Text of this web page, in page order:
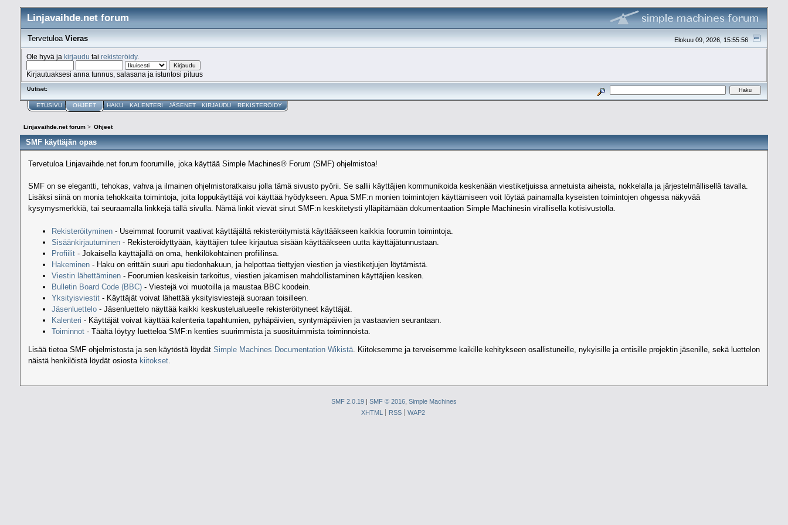
Linjavaihde.net forum
Elokuu 09, 2026, 15:55:56
TervetuloaVieras
Ole hyvä ja kirjaudu tai rekisteröidy.
Kirjautuaksesi anna tunnus, salasana ja istuntosi pituus
Uutiset:
ETUSIVU OHJEET HAKU KALENTERI JÄSENET KIRJAUDU REKISTERÖIDY
Linjavaihde.net forum > Ohjeet
SMF käyttäjän opas
Tervetuloa Linjavaihde.net forum foorumille, joka käyttää Simple Machines® Forum (SMF) ohjelmistoa!
SMF on se elegantti, tehokas, vahva ja ilmainen ohjelmistoratkaisu jolla tämä sivusto pyörii. Se sallii käyttäjien kommunikoida keskenään viestiketjuissa annetuista aiheista, nokkelalla ja järjestelmällisellä tavalla.
Lisäksi siinä on monia tehokkaita toimintoja, joita loppukäyttäjä voi käyttää hyödykseen. Apua SMF:n monien toimintojen käyttämiseen voit löytää painamalla kyseisten toimintojen ohgessa näkyvää
kysymysmerkkiä, tai seuraamalla linkkejä tällä sivulla. Nämä linkit vievät sinut SMF:n keskitetysti ylläpitämään dokumentaation Simple Machinesin virallisella kotisivustolla.
Rekisteröityminen- Useimmat foorumit vaativat käyttäjältä rekisteröitymistä käyttääkseen kaikkia foorumin toimintoja.
Sisäänkirjautuminen- Rekisteröidyttyään, käyttäjien tulee kirjautua sisään käyttääkseen uutta käyttäjätunnustaan.
Profiilit- Jokaisella käyttäjällä on oma, henkilökohtainen profiilinsa.
Hakeminen- Haku on erittäin suuri apu tiedonhakuun, ja helpottaa tiettyjen viestien ja viestiketjujen löytämistä.
Viestin lähettäminen- Foorumien keskeisin tarkoitus, viestien jakamisen mahdollistaminen käyttäjien kesken.
Bulletin Board Code (BBC) - Viestejä voi muotoilla ja maustaa BBC koodein.
Yksityisviestit- Käyttäjät voivat lähettää yksityisviestejä suoraan toisilleen.
Jäsenluettelo- Jäsenluettelo näyttää kaikki keskustelualueelle rekisteröityneet käyttäjät.
Kalenteri - Käyttäjät voivat käyttää kalenteria tapahtumien, pyhäpäivien, syntymäpäivien ja vastaavien seurantaan.
Toiminnot- Täältä löytyy luetteloa SMF:n kenties suurimmista ja suosituimmista toiminnoista.
Lisää tietoa SMF ohjelmistosta ja sen käytöstä löydät Simple Machines Documentation Wikistä. Kiitoksemme ja terveisemme kaikille kehitykseen osallistuneille, nykyisille ja entisille projektin jäsenille, sekä luettelon
näistä henkilöistä löydät osiosta kiitokset.
SMF 2.0.19| SMF © 2016, Simple Machines
XHTML
RSS WAP2